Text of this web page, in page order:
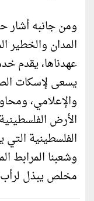
ومن جانبه أشار
المدان والخطير
عهدناها، يقدم
يسعى لإسكات
والإعلامي،
الأرض
الفلسطينية
وشعبنا المرابط
مخلص يبذل